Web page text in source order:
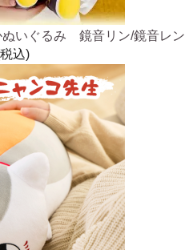
ぬいぐるみ 鏡音リン/鏡音レン
込)